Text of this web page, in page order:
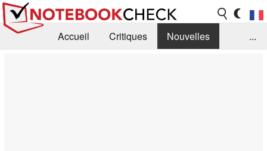
Accueil Critiques
Nouvelles
...